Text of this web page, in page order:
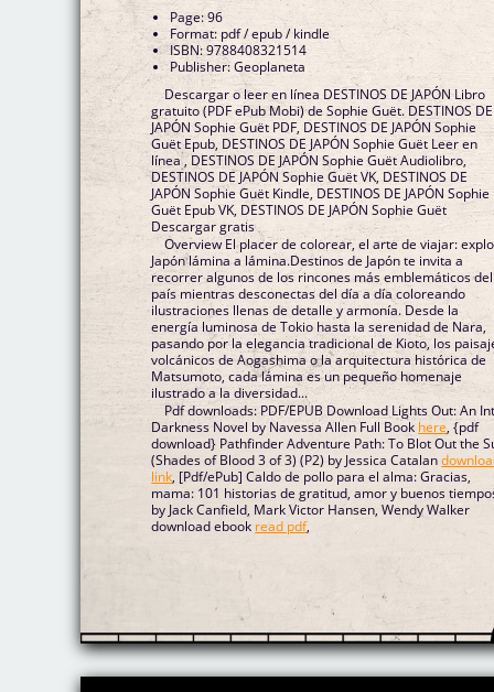
Page: 96
Format: pdf / epub / kindle
ISBN: 9788408321514
Publisher: Geoplaneta
Descargar o leer en línea DESTINOS DE JAPÓN Libro
gratuito (PDF ePub Mobi) de Sophie Guët. DESTINOS DE
JAPÓN Sophie Guët PDF, DESTINOS DE JAPÓN Sophie
Guët Epub, DESTINOS DE JAPÓN Sophie Guët Leer en
línea , DESTINOS DE JAPÓN Sophie Guët Audiolibro,
DESTINOS DE JAPÓN Sophie Guët VK, DESTINOS DE
JAPÓN Sophie Guët Kindle, DESTINOS DE JAPÓN Sophie
Guët Epub VK, DESTINOS DE JAPÓN Sophie Guët
Descargar gratis
Overview El placer de colorear, el arte de viajar:
Japón lámina a lámina.Destinos de Japón te invita a
recorrer algunos de los rincones más emblemáticos del
país mientras desconectas del día a día coloreando
ilustraciones llenas de detalle y armonía. Desde la
energía luminosa de Tokio hasta la serenidad de Nara,
pasando por la elegancia tradicional de Kioto, los
volcánicos de Aogashima o la arquitectura histórica de
Matsumoto, cada lámina es un pequeño homenaje
ilustrado a la diversidad...
Pdf downloads: PDF/EPUB Download Lights Out: An
Darkness Novel by Navessa Allen Full Book here, {pdf
download} Pathfinder Adventure Path: To Blot Out the
(Shades of Blood 3 of 3) (P2) by Jessica Catalan
link, [Pdf/ePub] Caldo de pollo para el alma: Gracias,
mama: 101 historias de gratitud, amor y buenos
by Jack Canfield, Mark Victor Hansen, Wendy Walker
download ebook read pdf,